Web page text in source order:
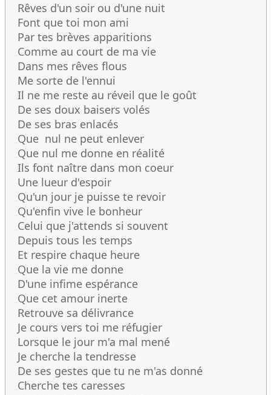
Rêves d'un soir ou d'une nuit
Font que toi mon ami
Par tes brèves apparitions
Comme au court de ma vie
Dans mes rêves flous
Me sorte de l'ennui
Il ne me reste au réveil que le goût
De ses doux baisers volés
De ses bras enlacés
Que nul ne peut enlever
Que nul me donne en réalité
Ils font naître dans mon coeur
Une lueur d'espoir
Qu'un jour je puisse te revoir
Qu'enfin vive le bonheur
Celui que j'attends si souvent
Depuis tous les temps
Et respire chaque heure
Que la vie me donne
D'une infime espérance
Que cet amour inerte
Retrouve sa délivrance
Je cours vers toi me réfugier
Lorsque le jour m'a mal mené
Je cherche la tendresse
De ses gestes que tu ne m'as donné
Cherche tes caresses